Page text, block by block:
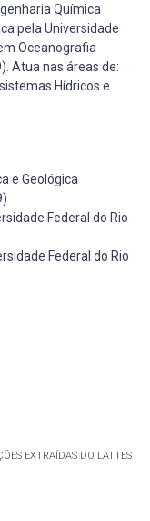
Química
pela Universidade
Oceanografia
Atua nas áreas de:
Hídricos e
e Geológica
Federal do Rio
Federal do Rio
EXTRAÍDAS DO LATTES